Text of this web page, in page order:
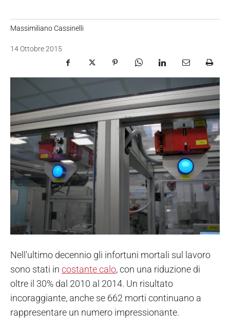
Massimiliano Cassinelli
14 Ottobre 2015
Nell'ultimo decennio gli infortuni mortali sul lavoro
sono stati in costante calo, con una riduzione di
oltre il 30% dal 2010 al 2014. Un risultato
incoraggiante, anche se 662 morti continuano a
rappresentare un numero impressionante.